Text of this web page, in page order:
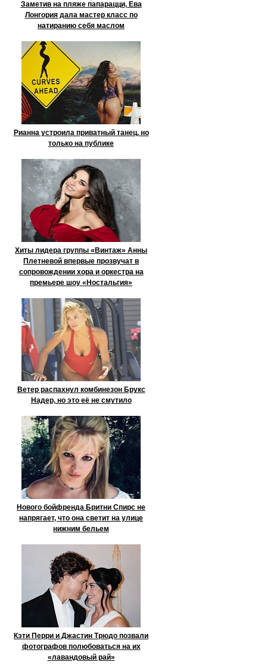
Заметив на пляже папарацци, Ева
Лонгория дала мастер класс по
натиранию себя маслом
Рианна устроила приватный танец, но
только на публике
Хиты лидера группы «Винтаж» Анны
Плетневой впервые прозвучат в
сопровождении хора и оркестра на
премьере шоу «Ностальгия»
Ветер распахнул комбинезон Брукс
Надер, но это её не смутило
Нового бойфренда Бритни Спирс не
напрягает, что она светит на улице
нижним бельем
Кэти Перри и Джастин Трюдо позвали
фотографов полюбоваться на их
«лавандовый рай»